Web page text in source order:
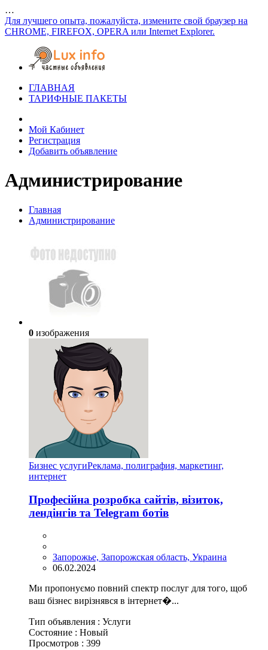
…
Для лучшего опыта, пожалуйста, измените свой браузер на
CHROME, FIREFOX, OPERA или Internet Explorer.
ГЛАВНАЯ
ТАРИФНЫЕ ПАКЕТЫ
Мой Кабинет
Регистрация
Добавить объявление
Администрирование
Главная
Администрирование
0 изображения
Бизнес услугиРеклама, полиграфия, маркетинг,
интернет
Професійна розробка сайтів, візиток,
лендінгів та Telegram ботів
Запорожье, Запорожская область, Украина
06.02.2024
Ми пропонуємо повний спектр послуг для того, щоб
ваш бізнес вирізнявся в інтернет�...
Тип объявления : Услуги
Состояние : Новый
Просмотров : 399